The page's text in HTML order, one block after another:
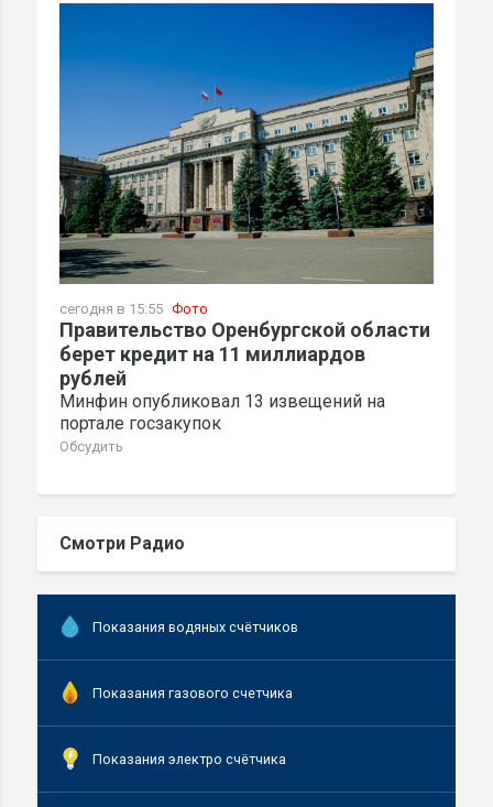
сегодня в 15:55 Фото
Правительство Оренбургской области
берет кредит на 11 миллиардов
рублей
Минфин опубликовал 13 извещений на
портале госзакупок
Обсудить
Смотри Радио
Показания водяных счётчиков
Показания газового счетчика
Показания электро счётчика